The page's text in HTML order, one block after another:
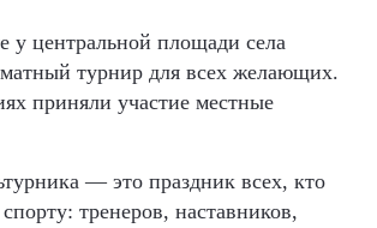
центральной площади села
турнир для всех желающих.
приняли участие местные
— это праздник всех, кто
тренеров, наставников,